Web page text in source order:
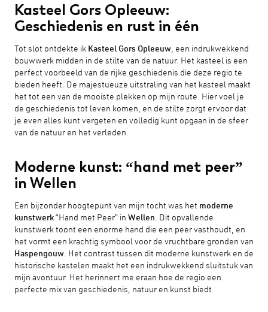
Kasteel Gors Opleeuw:
Geschiedenis en rust in één
Tot slot ontdekte ik Kasteel Gors Opleeuw, een indrukwekkend
bouwwerk midden in de stilte van de natuur. Het kasteel is een
perfect voorbeeld van de rijke geschiedenis die deze regio te
bieden heeft. De majestueuze uitstraling van het kasteel maakt
het tot een van de mooiste plekken op mijn route. Hier voel je
de geschiedenis tot leven komen, en de stilte zorgt ervoor dat
je even alles kunt vergeten en volledig kunt opgaan in de sfeer
van de natuur en het verleden.
Moderne kunst: “hand met peer”
in Wellen
Een bijzonder hoogtepunt van mijn tocht was het moderne
kunstwerk “Hand met Peer” in Wellen. Dit opvallende
kunstwerk toont een enorme hand die een peer vasthoudt, en
het vormt een krachtig symbool voor de vruchtbare gronden van
Haspengouw. Het contrast tussen dit moderne kunstwerk en de
historische kastelen maakt het een indrukwekkend sluitstuk van
mijn avontuur. Het herinnert me eraan hoe de regio een
perfecte mix van geschiedenis, natuur en kunst biedt.